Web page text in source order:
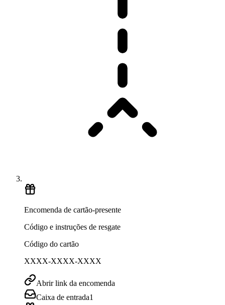
Encomenda de cartão-presente
Código e instruções de resgate
Código do cartão
XXXX-XXXX-XXXX
Abrir link da encomenda
Caixa de entrada1